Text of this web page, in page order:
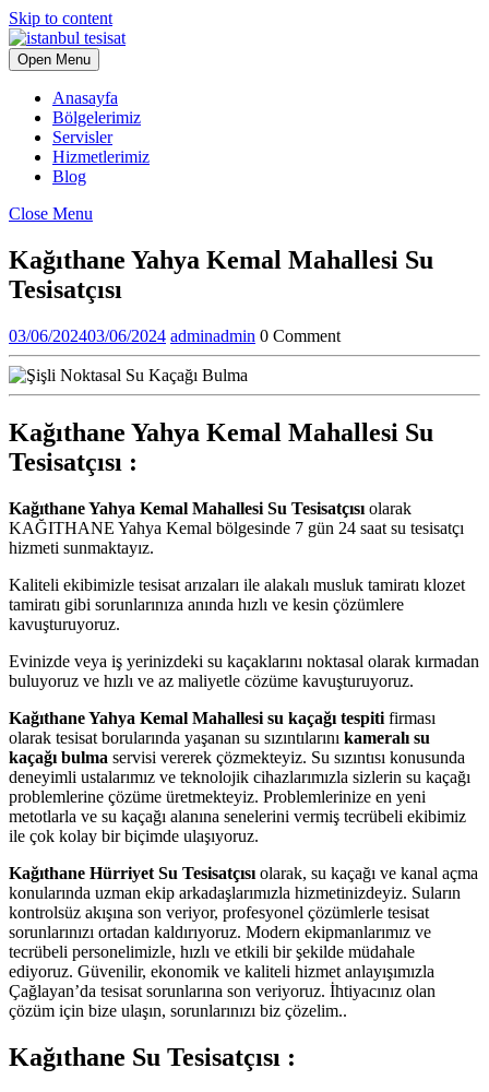
Skip to content
Open Menu
Anasayfa
Bölgelerimiz
Servisler
Hizmetlerimiz
Blog
Close Menu
Kağıthane Yahya Kemal Mahallesi Su
Tesisatçısı
03/06/202403/06/2024 adminadmin 0 Comment
Kağıthane Yahya Kemal Mahallesi Su
Tesisatçısı :
Kağıthane Yahya Kemal Mahallesi Su Tesisatçısı olarak
KAĞITHANE Yahya Kemal bölgesinde 7 gün 24 saat su tesisatçı
hizmeti sunmaktayız.
Kaliteli ekibimizle tesisat arızaları ile alakalı musluk tamiratı klozet
tamiratı gibi sorunlarınıza anında hızlı ve kesin çözümlere
kavuşturuyoruz.
Evinizde veya iş yerinizdeki su kaçaklarını noktasal olarak kırmadan
buluyoruz ve hızlı ve az maliyetle cözüme kavuşturuyoruz.
Kağıthane Yahya Kemal Mahallesi su kaçağı tespiti firması
olarak tesisat borularında yaşanan su sızıntılarını kameralı su
kaçağı bulma servisi vererek çözmekteyiz. Su sızıntısı konusunda
deneyimli ustalarımız ve teknolojik cihazlarımızla sizlerin su kaçağı
problemlerine çözüme üretmekteyiz. Problemlerinize en yeni
metotlarla ve su kaçağı alanına senelerini vermiş tecrübeli ekibimiz
ile çok kolay bir biçimde ulaşıyoruz.
Kağıthane Hürriyet Su Tesisatçısı olarak, su kaçağı ve kanal açma
konularında uzman ekip arkadaşlarımızla hizmetinizdeyiz. Suların
kontrolsüz akışına son veriyor, profesyonel çözümlerle tesisat
sorunlarınızı ortadan kaldırıyoruz. Modern ekipmanlarımız ve
tecrübeli personelimizle, hızlı ve etkili bir şekilde müdahale
ediyoruz. Güvenilir, ekonomik ve kaliteli hizmet anlayışımızla
Çağlayan’da tesisat sorunlarına son veriyoruz. İhtiyacınız olan
çözüm için bize ulaşın, sorunlarınızı biz çözelim..
Kağıthane Su Tesisatçısı :